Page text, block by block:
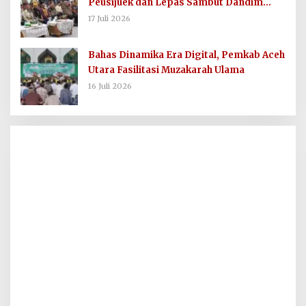
Peusijuek dan Lepas Sambut Dandim
0103/AUT
17 Juli 2026
Bahas Dinamika Era Digital, Pemkab Aceh
Utara Fasilitasi Muzakarah Ulama
16 Juli 2026